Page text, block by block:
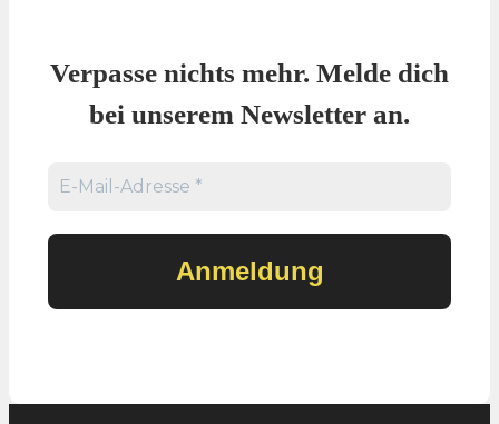
Verpasse nichts mehr. Melde dich
bei unserem Newsletter an.